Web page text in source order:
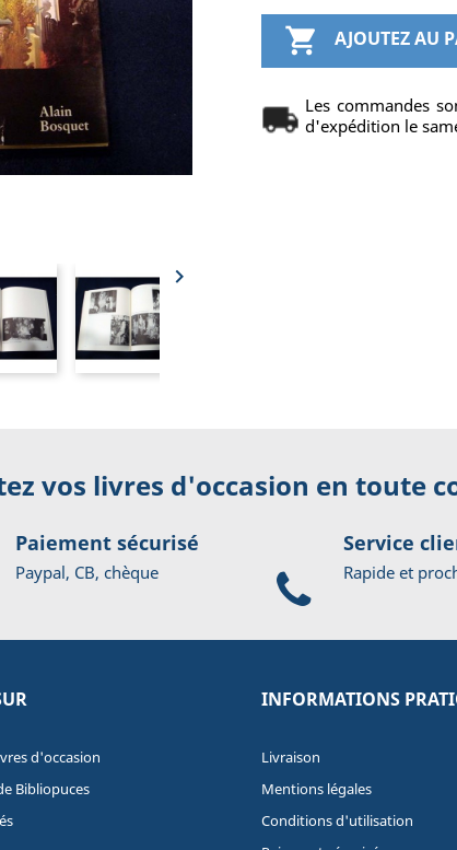

 AJOUTEZ AU
Les commandes
d'expédition le
vos livres d'occasion en toute
Paiement sécurisé
Paypal, CB, chèque
Service
Rapide et
d'occasion
Bibliopuces
INFORMATIONS
Livraison
Mentions légales
Conditions d'utilisation